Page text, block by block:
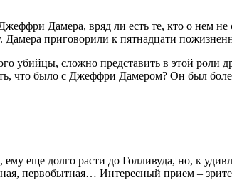
Дамера, вряд ли есть те, кто о нем
Дамера приговорили к пятнадцати
убийцы, сложно представить в этой роли
что было с Джеффри Дамером? Он был
еще долго расти до Голливуда, но, к
первобытная… Интересный прием –